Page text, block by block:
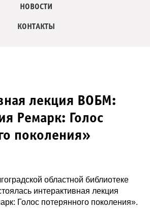
НОВОСТИ
КОНТАКТЫ
лекция ВОБМ:
Ремарк: Голос
поколения»
областной библиотеке
интерактивная лекция
Голос потерянного поколения».